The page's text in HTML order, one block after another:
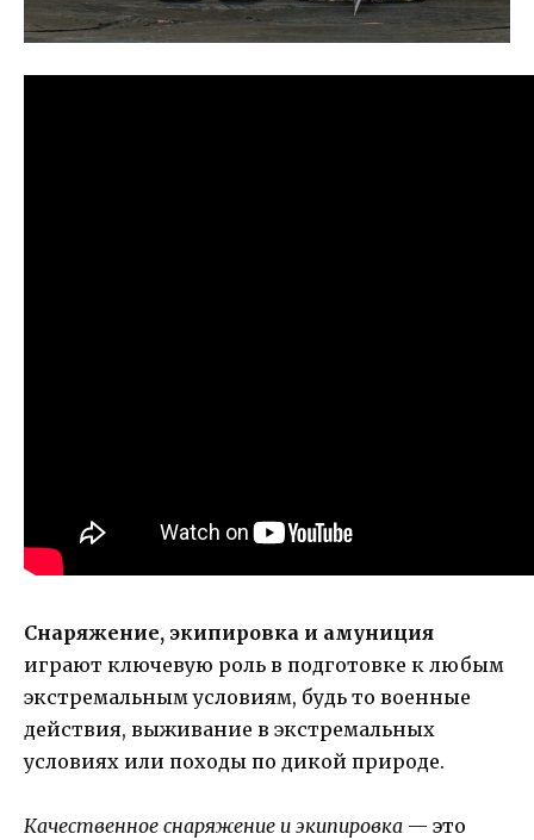
Снаряжение, экипировка и амуниция
играют ключевую роль в подготовке к любым
экстремальным условиям, будь то военные
действия, выживание в экстремальных
условиях или походы по дикой природе.
Качественное снаряжение и экипировка — это